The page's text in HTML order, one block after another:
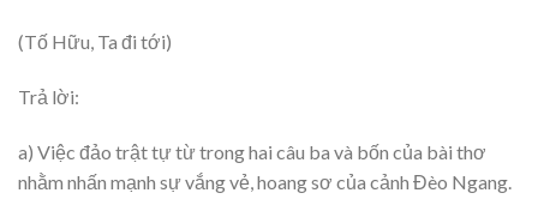
(Tố Hữu, Ta đi tới)
Trả lời:
a) Việc đảo trật tự từ trong hai câu ba và bốn của bài thơ
nhằm nhấn mạnh sự vắng vẻ, hoang sơ của cảnh Đèo Ngang.